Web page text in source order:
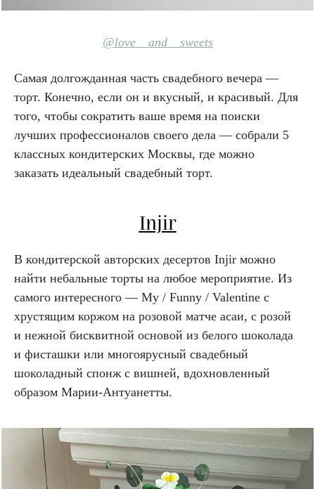
@love__and__sweets
Самая долгожданная часть свадебного вечера —
торт. Конечно, если он и вкусный, и красивый. Для
того, чтобы сократить ваше время на поиски
лучших профессионалов своего дела — собрали 5
классных кондитерских Москвы, где можно
заказать идеальный свадебный торт.
Injir
В кондитерской авторских десертов Injir можно
найти небальные торты на любое мероприятие. Из
самого интересного — My / Funny / Valentine с
хрустящим коржом на розовой матче асаи, с розой
и нежной бисквитной основой из белого шоколада
и фисташки или многоярусный свадебный
шоколадный спонж с вишней, вдохновленный
образом Марии-Антуанетты.